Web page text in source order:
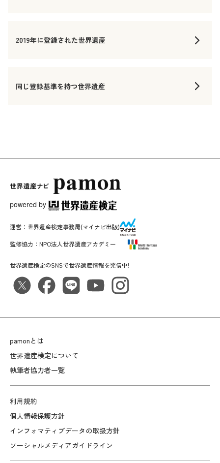
2019年に登録された世界遺産
同じ登録基準を持つ世界遺産
powered by
pamonとは
世界遺産検定について
執筆者協力者一覧
利用規約
個人情報保護方針
インフォマティブデータの取扱方針
ソーシャルメディアガイドライン
世界遺産検定のSNSで世界遺産情報を発信中!
運営： 世界遺産検定事務局(マイナビ出版)
監修協力： NPO法人世界遺産アカデミー